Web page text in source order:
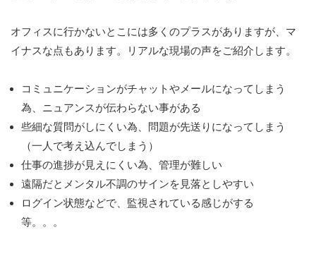
オフィスに行かないとこには多くのプラスがありますが、マ
イナスな点もあります。リアルな現場の声をご紹介します。
コミュニケーションがチャットやメールになってしまう
為、ニュアンスが伝わらない事がある
些細な質問がしにくい為、問題が先送りになってしまう
（一人で考え込んでしまう）
仕事の進捗が見えにくい為、管理が難しい
遠隔だとメンタル不調のサインを見落としやすい
ログイン状態などで、監視されている感じがする
等。。。